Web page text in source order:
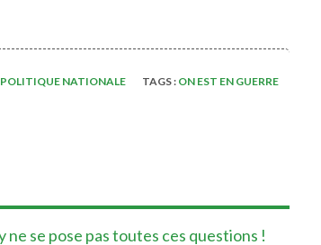
POLITIQUE NATIONALE TAGS : ON EST EN GUERRE
ne se pose pas toutes ces questions !